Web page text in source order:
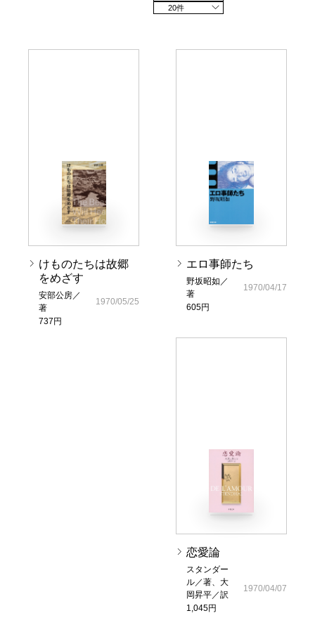
20件
けものたちは故郷
をめざす
安部公房／
著
737円
1970/05/25
エロ事師たち
野坂昭如／
著
605円
1970/04/17
恋愛論
スタンダー
ル／著、大
岡昇平／訳
1,045円
1970/04/07